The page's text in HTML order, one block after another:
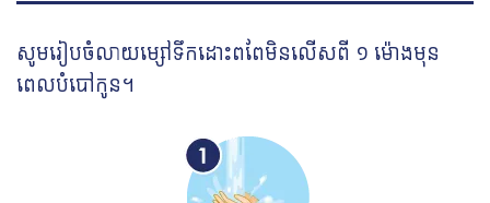
សូមរៀបចំលាយម្សៅទឹកដោះពពែមិនលើសពី ១ ម៉ោងមុន
ពេលបំបៅកូន។